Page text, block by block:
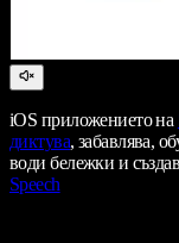
iOS приложението на
диктува, забавлява,
води бележки и
Speech